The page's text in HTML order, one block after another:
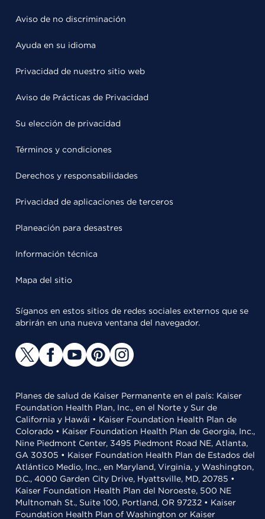
Aviso de no discriminación
Ayuda en su idioma
Privacidad de nuestro sitio web
Aviso de Prácticas de Privacidad
Su elección de privacidad
Términos y condiciones
Derechos y responsabilidades
Privacidad de aplicaciones de terceros
Planeación para desastres
Información técnica
Mapa del sitio
Síganos en estos sitios de redes sociales externos que se
abrirán en una nueva ventana del navegador.
Planes de salud de Kaiser Permanente en el país: Kaiser
Foundation Health Plan, Inc., en el Norte y Sur de
California y Hawái • Kaiser Foundation Health Plan de
Colorado • Kaiser Foundation Health Plan de Georgia, Inc.,
Nine Piedmont Center, 3495 Piedmont Road NE, Atlanta,
GA 30305 • Kaiser Foundation Health Plan de Estados del
Atlántico Medio, Inc., en Maryland, Virginia, y Washington,
D.C., 4000 Garden City Drive, Hyattsville, MD, 20785 •
Kaiser Foundation Health Plan del Noroeste, 500 NE
Multnomah St., Suite 100, Portland, OR 97232 • Kaiser
Foundation Health Plan of Washington or Kaiser